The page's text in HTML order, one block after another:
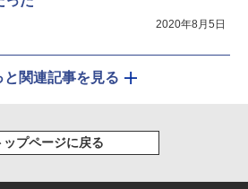
2020年8月5日
と関連記事を見る
ップページに戻る